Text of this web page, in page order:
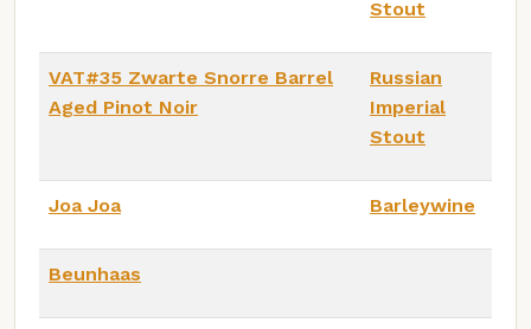
Stout
VAT#35 Zwarte Snorre Barrel
Aged Pinot Noir
Russian
Imperial
Stout
Joa Joa Barleywine
Beunhaas